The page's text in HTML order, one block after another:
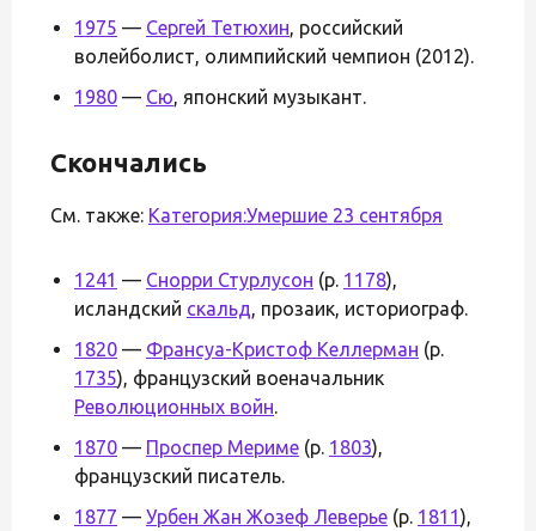
1975 — Сергей Тетюхин, российский
волейболист, олимпийский чемпион (2012).
1980 — Сю, японский музыкант.
Скончались
См. также: Категория:Умершие 23 сентября
1241 — Снорри Стурлусон (р. 1178),
исландский скальд, прозаик, историограф.
1820 — Франсуа-Кристоф Келлерман (р.
1735), французский военачальник
Революционных войн.
1870 — Проспер Мериме (р. 1803),
французский писатель.
1877 — Урбен Жан Жозеф Леверье (р. 1811),